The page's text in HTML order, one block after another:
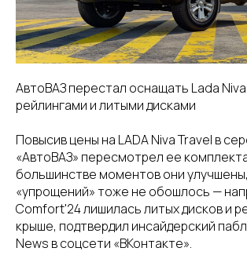
АвтоВАЗ перестал оснащать Lada
рейлингами и литыми дисками
Повысив цены на LADA Niva Travel в
«АвтоВАЗ» пересмотрел ее
большинстве моментов они
«упрощений» тоже не обошлось —
Comfort'24 лишилась литых дисков и
крыше, подтвердил инсайдерский
News в соцсети «ВКонтакте».